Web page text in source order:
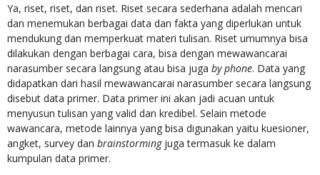
Ya, riset, riset, dan riset. Riset secara sederhana adalah mencari
dan menemukan berbagai data dan fakta yang diperlukan untuk
mendukung dan memperkuat materi tulisan. Riset umumnya bisa
dilakukan dengan berbagai cara, bisa dengan mewawancarai
narasumber secara langsung atau bisa juga by phone. Data yang
didapatkan dari hasil mewawancarai narasumber secara langsung
disebut data primer. Data primer ini akan jadi acuan untuk
menyusun tulisan yang valid dan kredibel. Selain metode
wawancara, metode lainnya yang bisa digunakan yaitu kuesioner,
angket, survey dan brainstormingjuga termasuk ke dalam
kumpulan data primer.